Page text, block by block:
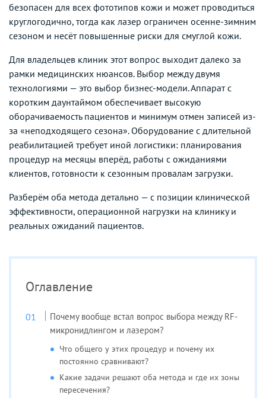
безопасен для всех фототипов кожи и может проводиться
круглогодично, тогда как лазер ограничен осенне-зимним
сезоном и несёт повышенные риски для смуглой кожи.
Для владельцев клиник этот вопрос выходит далеко за
рамки медицинских нюансов. Выбор между двумя
технологиями — это выбор бизнес-модели. Аппарат с
коротким даунтаймом обеспечивает высокую
оборачиваемость пациентов и минимум отмен записей из-
за «неподходящего сезона». Оборудование с длительной
реабилитацией требует иной логистики: планирования
процедур на месяцы вперёд, работы с ожиданиями
клиентов, готовности к сезонным провалам загрузки.
Разберём оба метода детально — с позиции клинической
эффективности, операционной нагрузки на клинику и
реальных ожиданий пациентов.
Оглавление
Почему вообще встал вопрос выбора между RF-
микронидлингом и лазером?
Что общего у этих процедур и почему их
постоянно сравнивают?
Какие задачи решают оба метода и где их зоны
пересечения?